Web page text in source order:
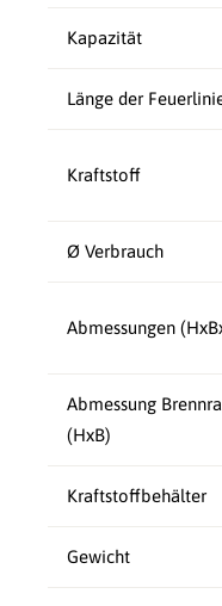
Kapazität
Länge der
Kraftstoff
Ø Verbrauch
Abmessungen
Abmessung
(HxB)
Kraftstoffbehälter
Gewicht